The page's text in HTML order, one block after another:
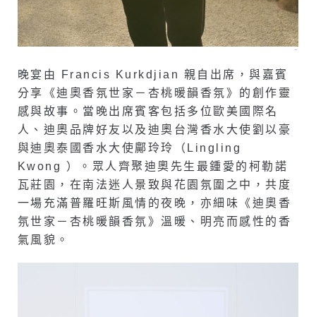
–
晚宴由 Francis Kurkdjian 親自出席，與嘉賓
分享《迪奧香氛世家－杏桃暖韻香氛》的創作靈
感與故事。當晚出席賓客包括多位歐美國際名
人、迪奧品牌好友以及迪奧台灣香水大使劉以豪
與迪奧泰國香水大使鄺玲玲（Lingling
Kwong ）。眾人齊聚迪奧先生最鍾愛的柯勒諾
瓦莊園，在南法迷人景致與花園氛圍之中，共度
一場充滿普羅旺斯風情的夜晚，亦細味《迪奧香
氛世家－杏桃暖韻香氛》溫暖、明亮而感性的香
氣風貌。